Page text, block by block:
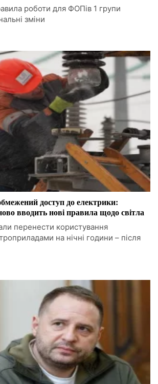
роботи для ФОПів 1 групи
зміни
доступ до електрики:
вводить нові правила щодо світла
перенести користування
на нічні години – після